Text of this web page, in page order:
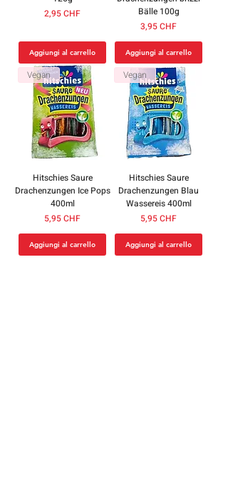
Prezzo
2,95 CHF
Aggiungi al carrello
Bälle 100g
Prezzo
3,95 CHF
Aggiungi al carrello
Vegan
Hitschies Saure
Drachenzungen Ice Pops
400ml
Prezzo
5,95 CHF
Aggiungi al carrello
Vegan
Hitschies Saure
Drachenzungen Blau
Wassereis 400ml
Prezzo
5,95 CHF
Aggiungi al carrello